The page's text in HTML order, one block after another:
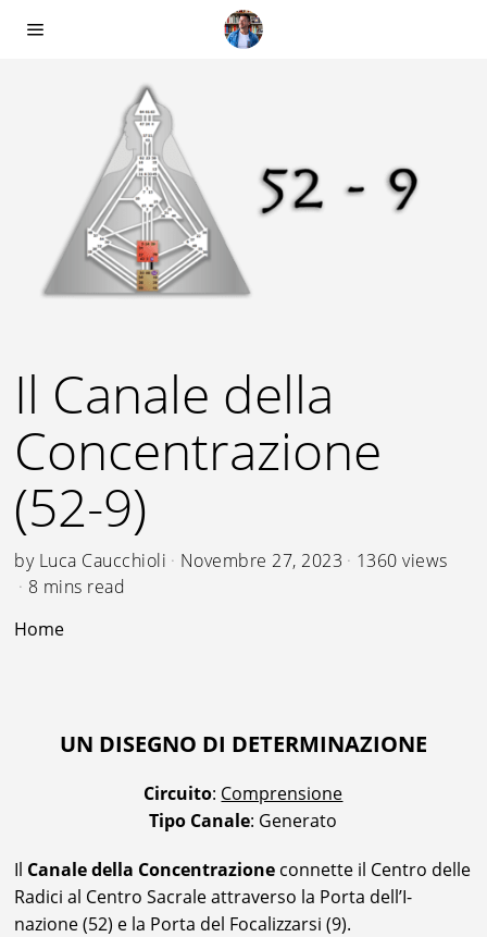
Il Canale della
Concentrazione
(52-9)
by Luca Caucchioli Novembre 27, 2023
1360 views
8 mins read
Home
UN DISEGNO DI DETERMINAZIONE
Circuito: Comprensione
Tipo Canale: Generato
Il Canale della Concentrazione connette il Centro delle
Radici al Centro Sacrale attraverso la Porta dell’I-
nazione (52) e la Porta del Focalizzarsi (9).